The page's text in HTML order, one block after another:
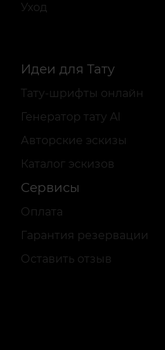
Уход
Идеи для Тату
Тату-шрифты онлайн
Генератор тату AI
Авторские эскизы
Каталог эскизов
Сервисы
Оплата
Гарантия резервации
Оставить отзыв